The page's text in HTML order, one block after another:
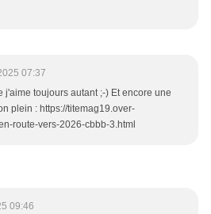
07:37
j'aime toujours autant ;-) Et encore une
plein : https://titemag19.over-
route-vers-2026-cbbb-3.html
09:46